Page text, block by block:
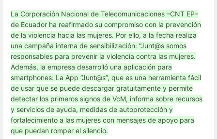
La Corporación Nacional de Telecomunicaciones –CNT EP–
de Ecuador ha reafirmado su compromiso con la prevención
de la violencia hacia las mujeres. Por ello, a la fecha realiza
una campaña interna de sensibilización: “Junt@s somos
responsables para prevenir la violencia contra las mujeres.
Además, la empresa desarrolló una aplicación para
smartphones: La App “Junt@s”, que es una herramienta fácil
de usar que se puede descargar gratuitamente y permite
detectar los primeros signos de VcM, informa sobre recursos
y servicios de ayuda, medidas de autoprotección y
fortalecimiento a las mujeres con mensajes de apoyo para
que puedan romper el silencio.